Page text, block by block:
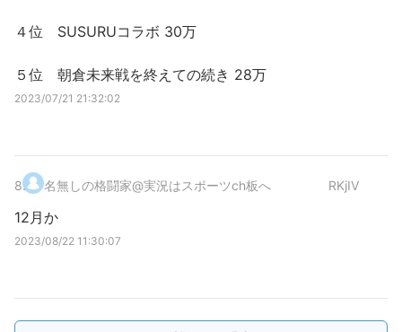
４位 SUSURUコラボ 30万
５位 朝倉未来戦を終えての続き 28万
2023/07/21 21:32:02
8. 名無しの格闘家@実況はスポーツch板へ RKjIV
12月か
2023/08/22 11:30:07